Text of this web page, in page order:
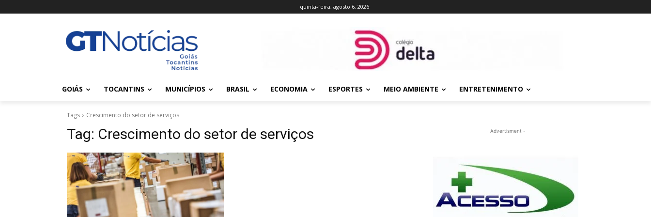
quinta-feira, agosto 6, 2026
GOIÁS TOCANTINS MUNICÍPIOS BRASIL ECONOMIA ESPORTES MEIO AMBIENTE ENTRETENIMENTO
Tags Crescimento do setor de serviços
Tag: Crescimento do setor de serviços - Advertisment -